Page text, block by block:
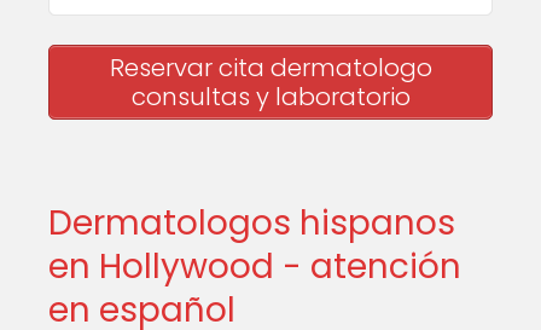
Reservar cita dermatologo
consultas y laboratorio
Dermatologos hispanos
en Hollywood - atención
en español